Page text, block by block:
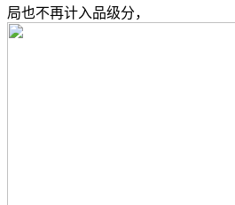
局也不再计入品级分，